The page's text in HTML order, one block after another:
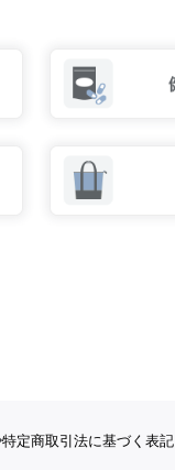
特定商取引法に基づく表記